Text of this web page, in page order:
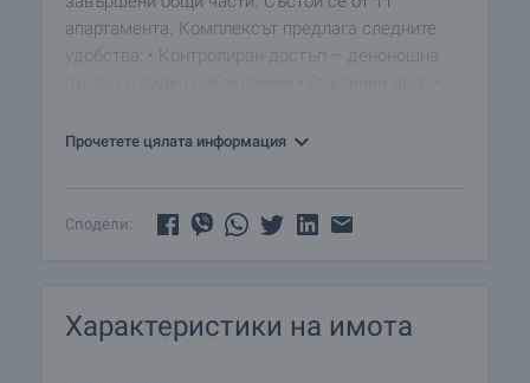
апартамента. Комплексът предлага следните
удобства: • Контролиран достъп – денонощна
зала, оборудвана с уреди • Сауна • Помещение с
Пети етаж Апартамент с обща площ 81.91 кв.м
входно антре, дневен тракт с кухненска част,
Прочетете цялата информация
Сподели:
Характеристики на имота